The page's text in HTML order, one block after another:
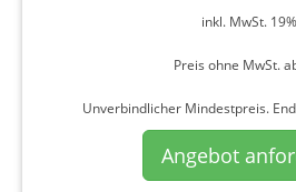
inkl. MwSt. 19%
Preis ohne MwSt.
Unverbindlicher Mindestpreis.
Angebot